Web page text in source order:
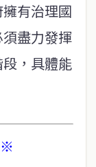
有治理國
盡力發揮
，具體能